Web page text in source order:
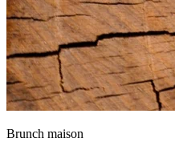
Brunch maison